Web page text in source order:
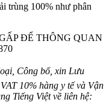
trùng 100% như phân
ĐỂ THÔNG QUAN
Công bố, xin Lưu
10% hàng y tế và Vận
Tiếng Việt về liên hệ: